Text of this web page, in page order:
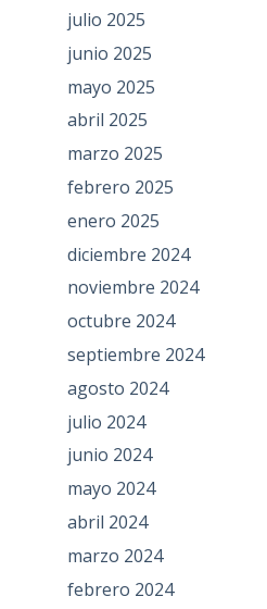
julio 2025
junio 2025
mayo 2025
abril 2025
marzo 2025
febrero 2025
enero 2025
diciembre 2024
noviembre 2024
octubre 2024
septiembre 2024
agosto 2024
julio 2024
junio 2024
mayo 2024
abril 2024
marzo 2024
febrero 2024